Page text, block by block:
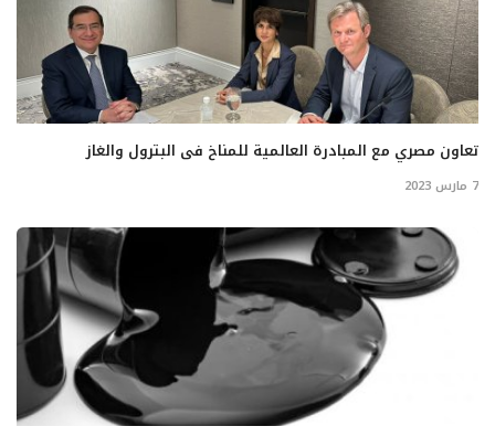
تعاون مصري مع المبادرة العالمية للمناخ فى البترول والغاز
7 مارس 2023